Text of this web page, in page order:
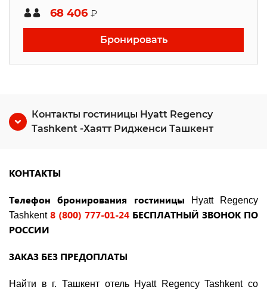
68 406 ₽
Бронировать
Контакты гостиницы Hyatt Regency
Tashkent -Хаятт Ридженси Ташкент
КОНТАКТЫ
Телефон бронирования гостиницы
Hyatt Regency
Tashkent 8 (800) 777-01-24 БЕСПЛАТНЫЙ ЗВОНОК ПО
РОССИИ
ЗАКАЗ БЕЗ ПРЕДОПЛАТЫ
Найти в г. Ташкент отель Hyatt Regency Tashkent со